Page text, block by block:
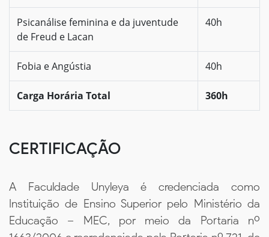
Psicanálise feminina e da juventude
de Freud e Lacan
40h
Fobia e Angústia 40h
Carga Horária Total 360h
CERTIFICAÇÃO
A Faculdade Unyleya é credenciada como
Instituição de Ensino Superior pelo Ministério da
Educação – MEC, por meio da Portaria nº